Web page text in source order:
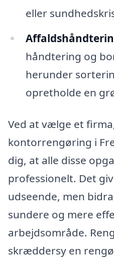
eller
håndtering og
herunder
opretholde en
Ved at vælge et
kontorrengøring i
dig, at alle disse
professionelt. Det
udseende, men
sundere og mere
arbejdsområde.
skræddersy en